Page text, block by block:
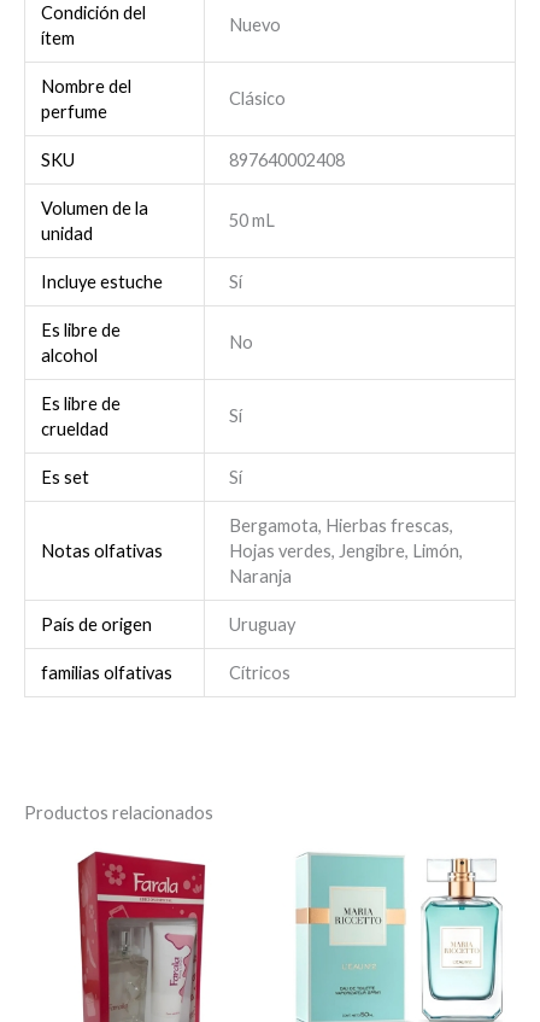
Condición del
ítem
Nuevo
Nombre del
perfume
Clásico
SKU 897640002408
Volumen de la
unidad
50 mL
Incluye estuche Sí
Es libre de
alcohol
No
Es libre de
crueldad
Sí
Es set Sí
Notas olfativas
Bergamota, Hierbas frescas,
Hojas verdes, Jengibre, Limón,
Naranja
País de origen Uruguay
familias olfativas Cítricos
Productos relacionados